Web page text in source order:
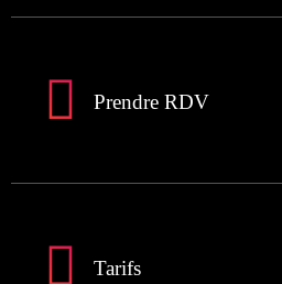
Prendre RDV
Tarifs